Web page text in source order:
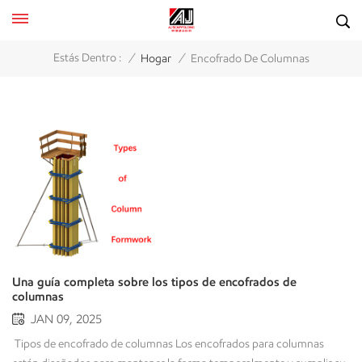
Estás Dentro : / Hogar / Encofrado De Columnas
Una guía completa sobre los tipos de encofrados de
columnas
JAN 09, 2025
Tipos de encofrado de columnas Los encofrados para columnas